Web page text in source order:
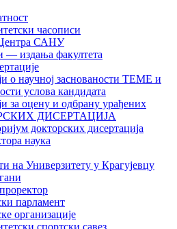
часописи
САНУ
— издања факултета
о научној заснованости ТЕМЕ и
услова кандидата
за оцену и одбрану урађених
ДИСЕРТАЦИЈА
докторских дисертација
наука
на Универзитету у Крагујевцу
парламент
организације
спортски савез